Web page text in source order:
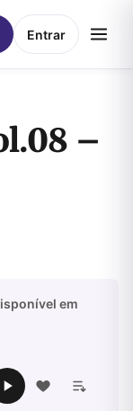
Entrar
–
em